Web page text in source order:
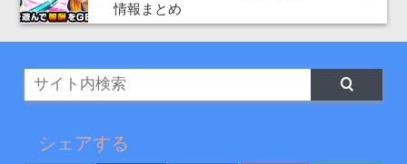
情報まとめ
シェアする